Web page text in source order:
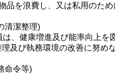
品を浪費し、又は私用のた
清潔整理)
は、健康増進及び能率向上を
及び執務環境の改善に努め
命令等)